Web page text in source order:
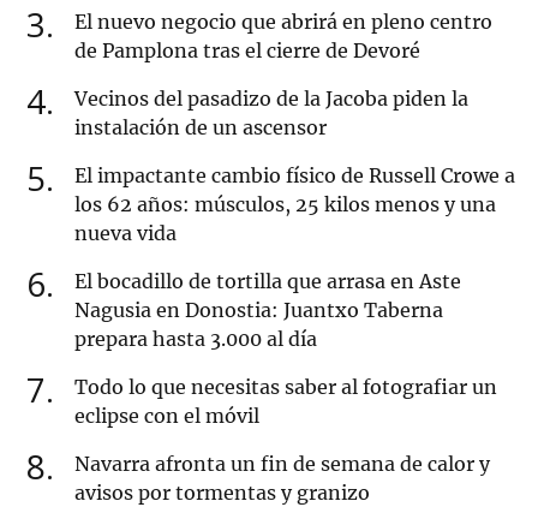
3
El nuevo negocio que abrirá en pleno centro
de Pamplona tras el cierre de Devoré
4
Vecinos del pasadizo de la Jacoba piden la
instalación de un ascensor
5
El impactante cambio físico de Russell Crowe a
los 62 años: músculos, 25 kilos menos y una
nueva vida
6
El bocadillo de tortilla que arrasa en Aste
Nagusia en Donostia: Juantxo Taberna
prepara hasta 3.000 al día
7
Todo lo que necesitas saber al fotografiar un
eclipse con el móvil
8
Navarra afronta un fin de semana de calor y
avisos por tormentas y granizo